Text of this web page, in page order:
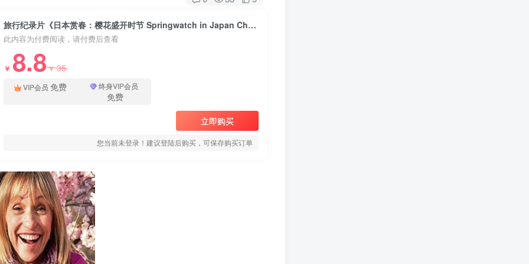
旅行纪录片《日本赏春：樱花盛开时节 Springwatch in Japan Cherry Blossom Time》下载
此内容为付费阅读，请付费后查看
￥ 8.8￥35
VIP会员 免费 终身VIP会员
免费
立即购买
您当前未登录！建议登陆后购买，可保存购买订单